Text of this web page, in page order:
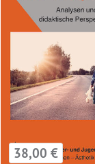
38,00 €